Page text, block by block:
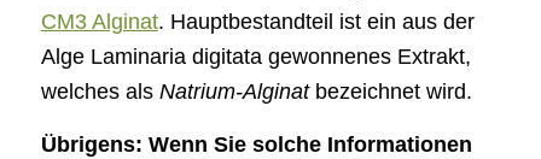
CM3 Alginat. Hauptbestandteil ist ein aus der
Alge Laminaria digitata gewonnenes Extrakt,
welches als Natrium-Alginatbezeichnet wird.
Übrigens: Wenn Sie solche Informationen